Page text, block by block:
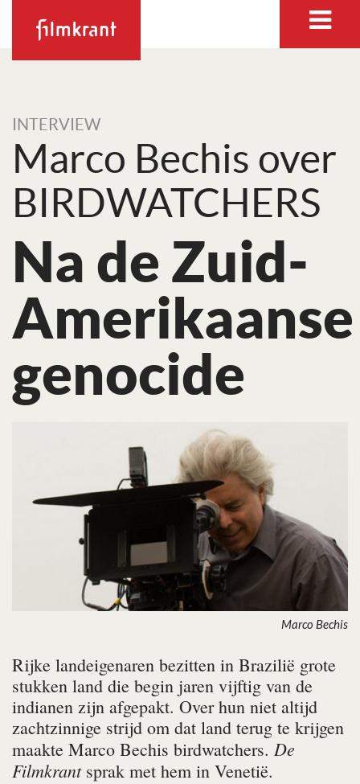
INTERVIEW
Marco Bechis over
BIRDWATCHERS
Na de Zuid-
Amerikaanse
genocide
Marco Bechis
Rijke landeigenaren bezitten in Brazilië grote
stukken land die begin jaren vijftig van de
indianen zijn afgepakt. Over hun niet altijd
zachtzinnige strijd om dat land terug te krijgen
maakte Marco Bechis birdwatchers. De
Filmkrantsprak met hem in Venetië.